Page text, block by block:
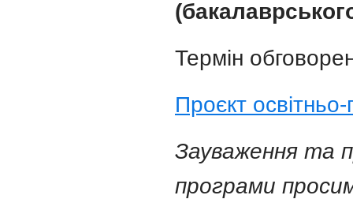
Термін
Проєкт
Зауваження та
програми